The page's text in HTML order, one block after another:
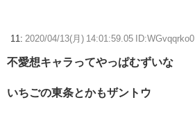
11: 2020/04/13(月) 14:01:59.05 ID:WGvqqrko0
不愛想キャラってやっぱむずいな
いちごの東条とかもザントウ